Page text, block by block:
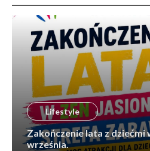
Lifestyle
Zakończenie lata z dziećmi
września.